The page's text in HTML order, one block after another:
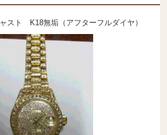
スト K18無垢（アフターフルダイヤ）